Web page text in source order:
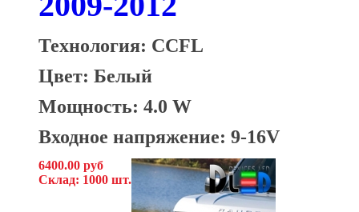
Технология: CCFL
Цвет: Белый
Мощность: 4.0 W
Входное напряжение: 9-16V
6400.00 руб
Склад: 1000 шт.